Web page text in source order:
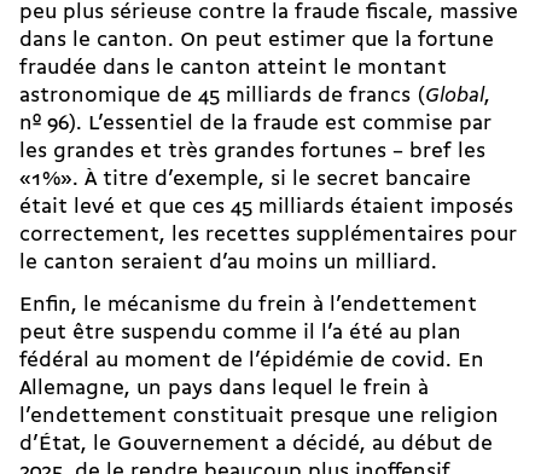
peu plus sérieuse contre
la fraude fiscale, massive
dans le canton. On peut estimer que la fortune
fraudée dans le canton atteint le montant
astronomique de 45 milliards de francs (Global,
nº 96). L’essentiel de la fraude est commise par
les grandes et très grandes fortunes – bref les
«1%». À titre d’exemple, si le secret bancaire
était levé et que ces 45 milliards étaient imposés
correctement, les recettes supplémentaires pour
le canton seraient d’au moins un milliard.
Enfin, le mécanisme du frein à l’endettement
peut être suspendu comme il l’a été au plan
fédéral au moment de l’épidémie de covid. En
Allemagne, un pays dans lequel le frein à
l’endettement constituait presque une religion
d’État, le Gouvernement a décidé, au début de